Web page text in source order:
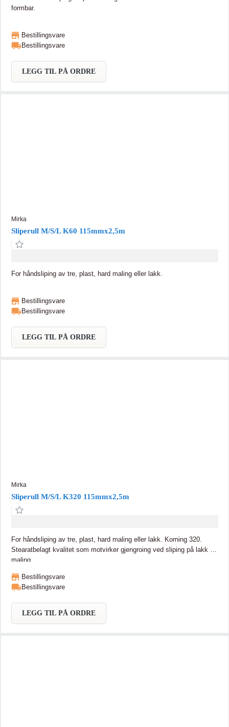
formbar.
Bestillingsvare
Bestillingsvare
LEGG TIL PÅ ORDRE
Mirka
Sliperull M/S/L K60 115mmx2,5m
For håndsliping av tre, plast, hard maling eller lakk.
Bestillingsvare
Bestillingsvare
LEGG TIL PÅ ORDRE
Mirka
Sliperull M/S/L K320 115mmx2,5m
For håndsliping av tre, plast, hard maling eller lakk. Korning 320.
Stearatbelagt kvalitet som motvirker gjengroing ved sliping på lakk og
maling.
Bestillingsvare
Bestillingsvare
LEGG TIL PÅ ORDRE